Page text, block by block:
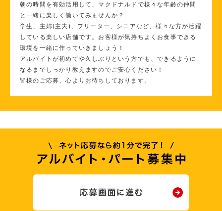
朝の時間を有効活用して、マクドナルドで様々な年齢の仲間
と一緒に楽しく働いてみませんか？
学生、主婦(主夫)、フリーター、シニアなど、様々な方が活躍
している楽しい店舗です。お客様が気持ちよくお食事できる
環境を一緒に作っていきましょう！
アルバイトが初めてや久しぶりという方でも、できるように
なるまでしっかり教えますのでご安心ください！
皆様のご応募、心よりお待ちしております。